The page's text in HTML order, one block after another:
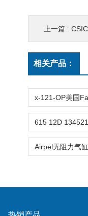
上一篇 :
相关产品：